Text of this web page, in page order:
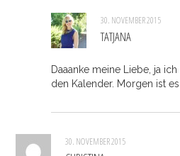
30. NOVEMBER 2015
TATJANA
Daaanke meine Liebe, ja
den Kalender. Morgen ist
30. NOVEMBER 2015